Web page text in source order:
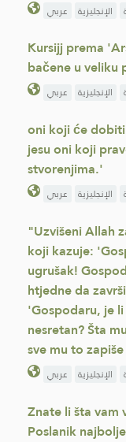
عربي الإنجليزية
Kursijj prema
bačene u veliku
عربي الإنجليزية
oni koji će
jesu oni koji
stvorenjima.'
عربي الإنجليزية
"Uzvišeni Allah
koji kazuje:
ugrušak!
htjedne da
'Gospodaru, je
nesretan? Šta
sve mu to
عربي الإنجليزية
Znate li šta vam
Poslanik